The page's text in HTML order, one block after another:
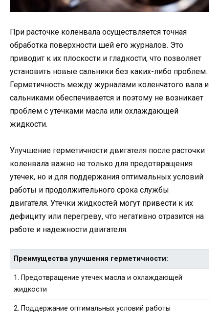
При расточке коленвала осуществляется точная
обработка поверхности шей его журналов. Это
приводит к их плоскости и гладкости, что позволяет
установить новые сальники без каких-либо проблем.
Герметичность между журналами коленчатого вала и
сальниками обеспечивается и поэтому не возникает
проблем с утечками масла или охлаждающей
жидкости.
Улучшение герметичности двигателя после расточки
коленвала важно не только для предотвращения
утечек, но и для поддержания оптимальных условий
работы и продолжительного срока службы
двигателя. Утечки жидкостей могут привести к их
дефициту или перегреву, что негативно отразится на
работе и надежности двигателя.
Преимущества улучшения герметичности:
1. Предотвращение утечек масла и охлаждающей
жидкости
2. Поддержание оптимальных условий работы